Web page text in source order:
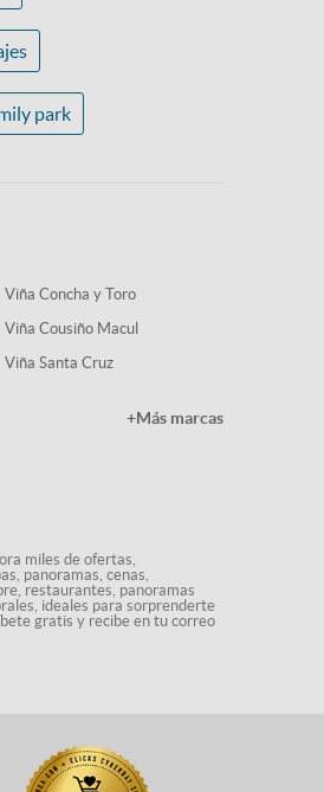
park
Viña Concha y Toro
Viña Cousiño Macul
Viña Santa Cruz
+Más marcas
miles de ofertas,
panoramas, cenas,
restaurantes, panoramas
ideales para sorprenderte
gratis y recibe en tu correo